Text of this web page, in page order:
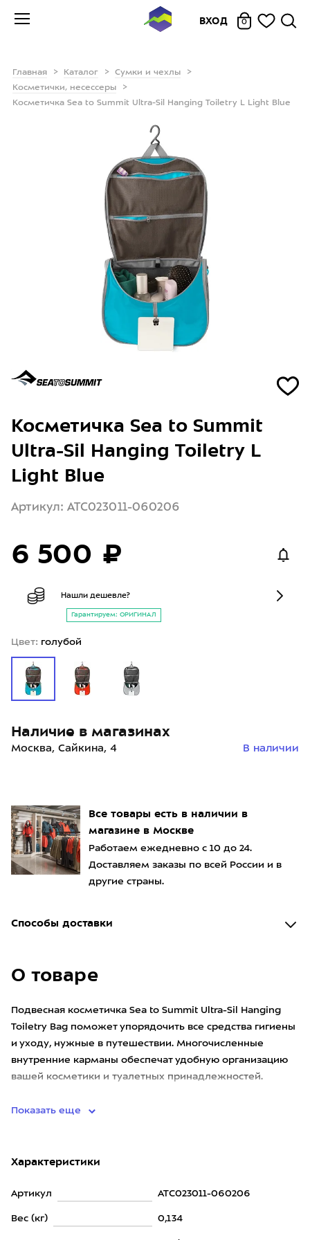
ВХОД 0
Главная Каталог
Сумки и чехлы
Косметички, несессеры
Косметичка Sea to Summit Ultra-Sil Hanging Toiletry L Light Blue
Все товары есть в наличии в
магазине в Москве
Работаем ежедневно с 10 до 24.
Доставляем заказы по всей России и в
другие страны.
Способы доставки
О товаре
Подвесная косметичка Sea to Summit Ultra-Sil Hanging
Toiletry Bag поможет упорядочить все средства гигиены
и уходу, нужные в путешествии. Многочисленные
внутренние карманы обеспечат удобную организацию
вашей косметики и туалетных принадлежностей.
Показать еще
Характеристики
Артикул ATC023011-060206
Вес (кг) 0,134
Косметичка Sea to Summit
Ultra-Sil Hanging Toiletry L
Light Blue
Артикул: ATC023011-060206
6 500 ₽
Нашли дешевле?
Гарантируем: ОРИГИНАЛ
Цвет: голубой
Наличие в магазинах
Москва, Сайкина, 4 В наличии